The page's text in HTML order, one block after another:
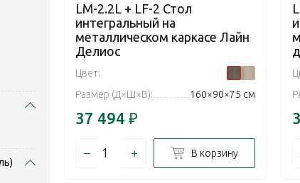
LM-2.2L + LF-2 Стол
интегральный на
металлическом каркасе Лайн
Делиос
Цвет:
Размер (Д×Ш×В):
160×90×75 см
37 494 ₽
– + В корзину